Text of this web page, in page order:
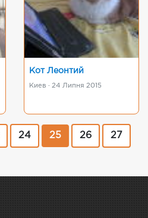
Кот Леонтий
Киев · 24 Липня 2015
24 25 26 27